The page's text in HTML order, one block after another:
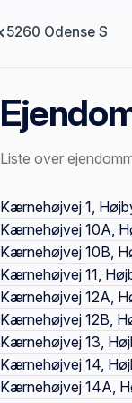
5260 Odense S
Liste over
Offentlige
Kærnehøjvej 1,
Kærnehøjvej 10A,
Kærnehøjvej 10B,
Kærnehøjvej 11,
Kærnehøjvej 12A,
Kærnehøjvej 12B,
Kærnehøjvej 13,
Kærnehøjvej 14,
Kærnehøjvej 14A,